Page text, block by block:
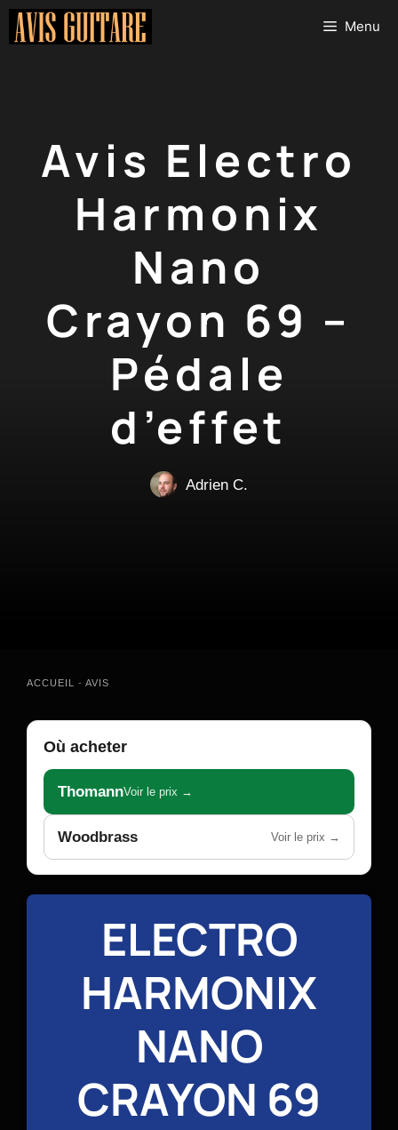
Aller
Menu
Avis Electro
Harmonix
Nano
Crayon 69 –
Pédale
d’effet
Adrien C.
ACCUEIL - AVIS
Où acheter
ThomannVoir le prix →
Woodbrass Voir le prix →
ELECTRO
HARMONIX
NANO
CRAYON 69